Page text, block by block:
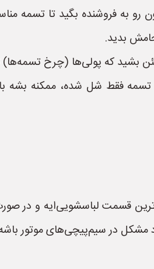
به فروشنده بگید تا تسمه
بدید.
بشید که پولی‌ها (چرخ تسمه‌ها)
فقط شل شده، ممکنه بشه با
قسمت لباسشویی‌ایه و در
مشکل در سیم‌پیچی‌های موتور